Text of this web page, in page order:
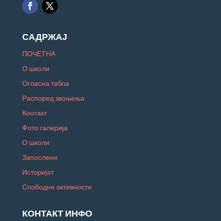
САДРЖАЈ
ПОЧЕТНА
О школи
Огласна табла
Распоред звоњења
Контакт
Фото галерија
О школи
Запослени
Историјат
Слободне активности
КОНТАКТ ИНФО